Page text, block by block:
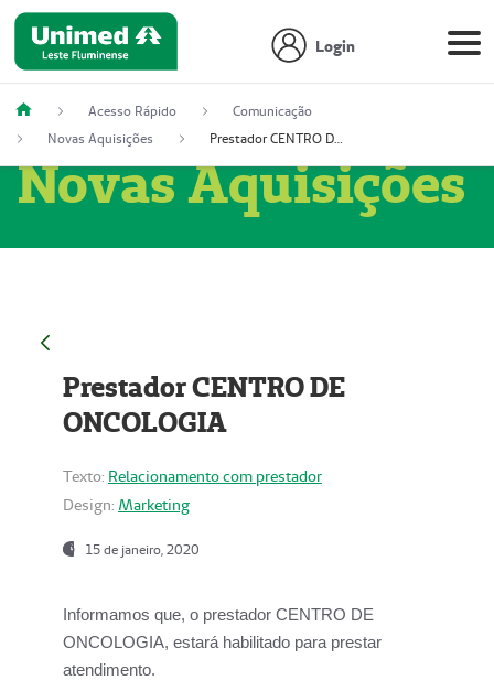
Login
Acesso Rápido
Comunicação
Novas Aquisições
Prestador CENTRO DE ONCOLOGIA
Novas Aquisições
Prestador CENTRO DE
ONCOLOGIA
Texto: Relacionamento com prestador
Design: Marketing
15 de janeiro, 2020
Informamos que, o prestador CENTRO DE
ONCOLOGIA, estará habilitado para prestar
atendimento.